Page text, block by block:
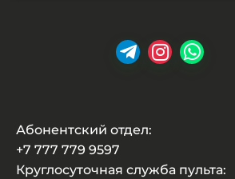
Абонентский отдел:
+7 777 779 9597
Круглосуточная служба пульта: